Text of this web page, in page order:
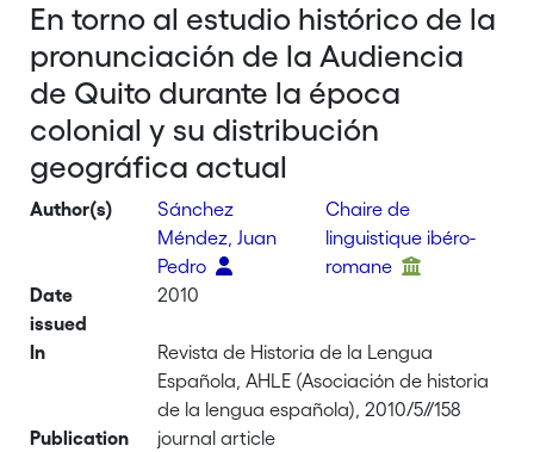
En torno al estudio histórico de la
pronunciación de la Audiencia
de Quito durante la época
colonial y su distribución
geográfica actual
Author(s)
Sánchez
Méndez, Juan
Pedro
Chaire de
linguistique ibéro-
romane
Date
issued
2010
In
Revista de Historia de la Lengua
Española, AHLE (Asociación de historia
de la lengua española), 2010/5//158
Publication
journal article